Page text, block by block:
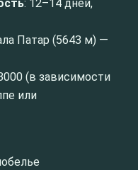
: 12–14 дней,
Патар (5643 м) —
(в зависимости
или